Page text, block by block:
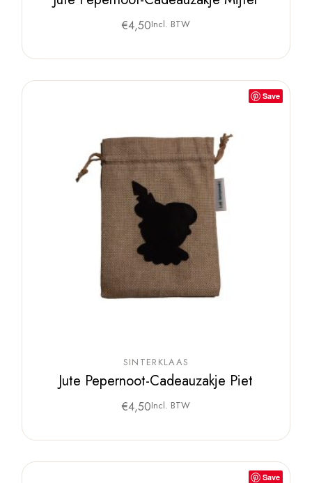
€4,50Incl. BTW
Save
SINTERKLAAS
Jute Pepernoot-Cadeauzakje Piet
€4,50Incl. BTW
Save